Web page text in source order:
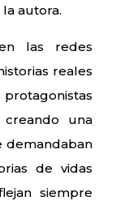
autora.
las redes
reales
una
demandaban
de vidas
siempre